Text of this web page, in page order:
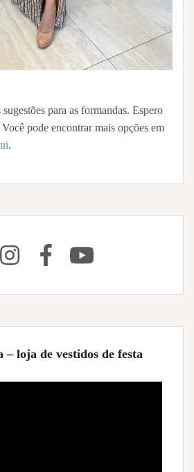
sugestões para as formandas. Espero
pode encontrar mais opções em
.
– loja de vestidos de festa